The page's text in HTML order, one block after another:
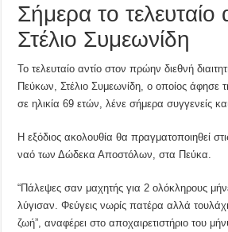
Σήμερα το τελευταίο
Στέλιο Συμεωνίδη
Το τελευταίο αντίο στον πρώην διεθνή
Πεύκων, Στέλιο Συμεωνίδη, ο οποίος άφησε
σε ηλικία 69 ετών, λένε σήμερα συγγενείς και
Η εξόδιος ακολουθία θα πραγματοποιηθεί
ναό των Δώδεκα Αποστόλων, στα Πεύκα.
“Πάλεψες σαν μαχητής για 2 ολόκληρους
λύγισαν. Φεύγεις νωρίς πατέρα αλλά
ζωή”, αναφέρει στο αποχαιρετιστήριο του